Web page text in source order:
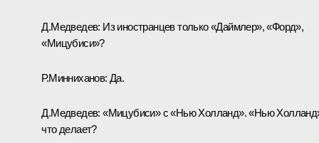
Д.Медведев: Из иностранцев только «Даймлер», «Форд»,
«Мицубиси»?
Р.Минниханов: Да.
Д.Медведев: «Мицубиси» с «Нью Холланд». «Нью
что делает?